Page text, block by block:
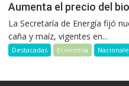
Aumenta el precio del
La Secretaría de Energía fijó
caña y maíz, vigentes en...
Destacadas Economía